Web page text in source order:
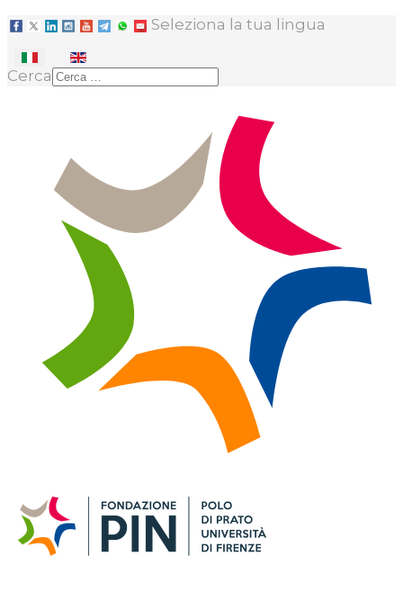
Seleziona la tua lingua
Cerca